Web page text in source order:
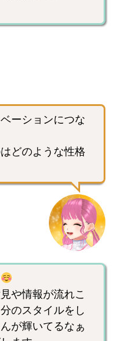
ーションにつな
どのような性格
や情報が流れこ
のスタイルをし
が輝いてるなぁ